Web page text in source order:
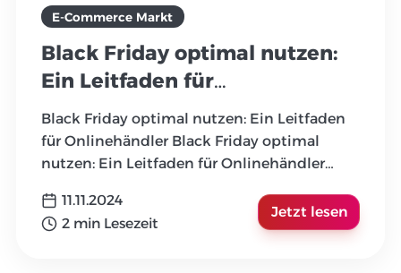
E-Commerce Markt
Black Friday optimal nutzen:
Ein Leitfaden für
Onlinehändler
Black Friday optimal nutzen: Ein Leitfaden
für Onlinehändler Black Friday optimal
nutzen: Ein Leitfaden für Onlinehändler
11.11.2024
2 min Lesezeit
Jetzt lesen